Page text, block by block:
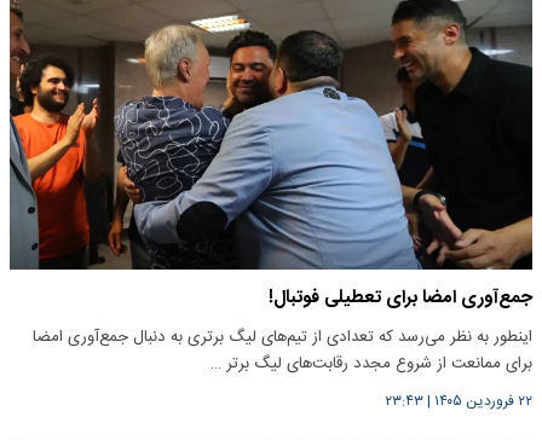
جمع‌آوری امضا برای تعطیلی فوتبال!
اینطور به نظر می‌رسد که تعدادی از تیم‌های لیگ برتری به دنبال جمع‌آوری امضا
برای ممانعت از شروع مجدد رقابت‌های لیگ برتر …
۲۲ فروردین ۱۴۰۵ |۲۳:۴۳